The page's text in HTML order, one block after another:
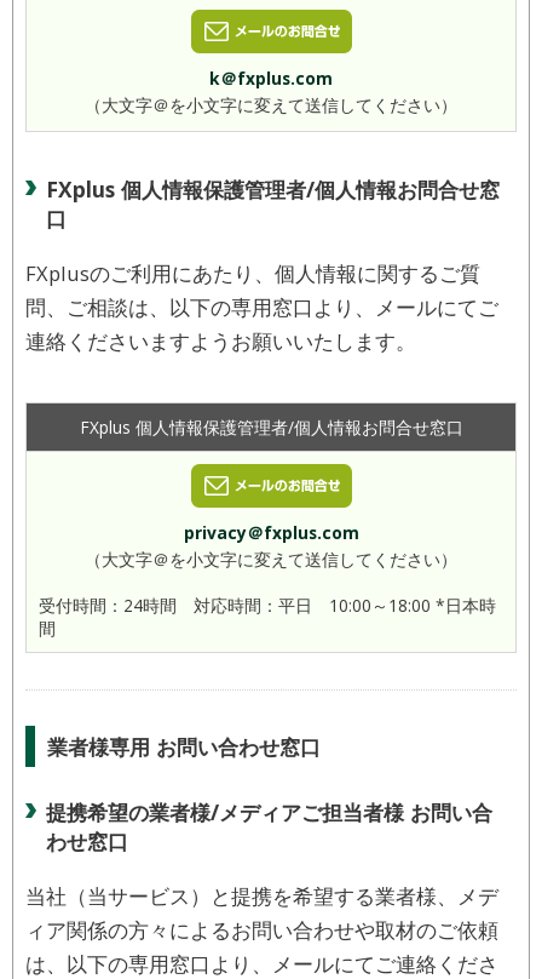
k＠fxplus.com
（大文字＠を小文字に変えて送信してください）
FXplus 個人情報保護管理者/個人情報お問合せ窓
口
FXplusのご利用にあたり、個人情報に関するご質
問、ご相談は、以下の専用窓口より、メールにてご
連絡くださいますようお願いいたします。
FXplus 個人情報保護管理者/個人情報お問合せ窓口
privacy＠fxplus.com
（大文字＠を小文字に変えて送信してください）
受付時間：24時間 対応時間：平日 10:00～18:00 *日本時
間
業者様専用 お問い合わせ窓口
提携希望の業者様/メディアご担当者様 お問い合
わせ窓口
当社（当サービス）と提携を希望する業者様、メデ
ィア関係の方々によるお問い合わせや取材のご依頼
は、以下の専用窓口より、メールにてご連絡くださ